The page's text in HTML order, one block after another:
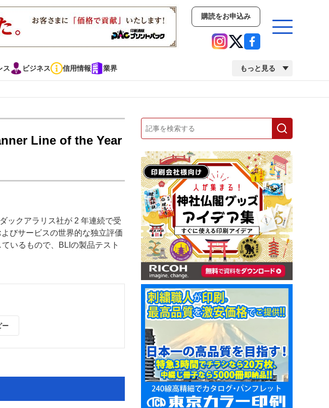
購読をお申込み
ス ビジネス 信用情報 業界 もっと見る
イベント
市場・統計 人事・移転・異動・訃報
2022 見える化・MIS特集
2022 検査・校正特集
Line of the Year
ックアラリス社が 2 年連続で受
びサービスの世界的な独立評価
いるもので、BLIの製品テスト
ー